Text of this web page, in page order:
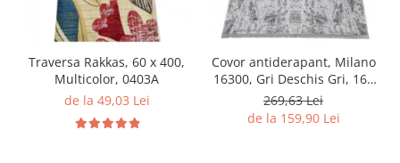
Traversa Rakkas, 60 x 400,
Multicolor, 0403A
de la 49,03 Lei
Covor antiderapant, Milano
16300, Gri Deschis Gri, 160
x 230 cm, Grosime 4 mm
269,63 Lei
de la 159,90 Lei